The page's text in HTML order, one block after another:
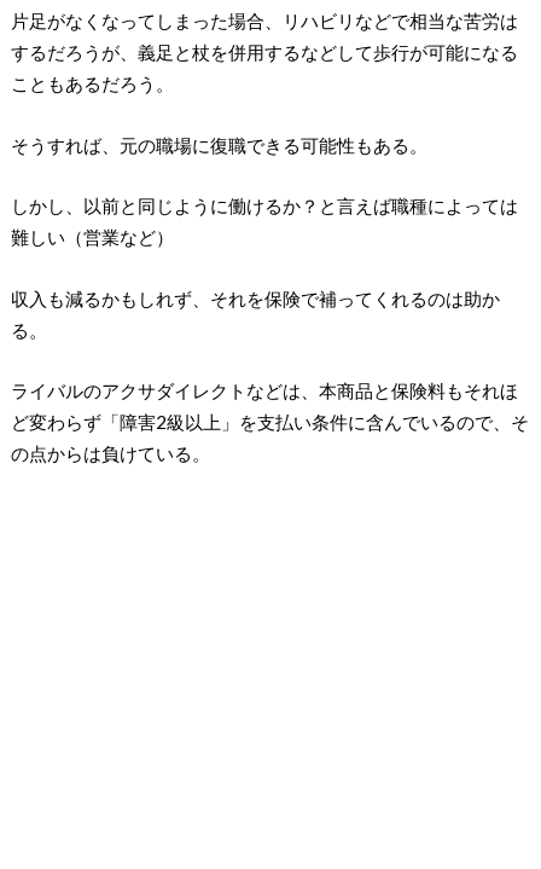
片足がなくなってしまった場合、リハビリなどで相当な苦労は
するだろうが、義足と杖を併用するなどして歩行が可能になる
こともあるだろう。
そうすれば、元の職場に復職できる可能性もある。
しかし、以前と同じように働けるか？と言えば職種によっては
難しい（営業など）
収入も減るかもしれず、それを保険で補ってくれるのは助か
る。
ライバルのアクサダイレクトなどは、本商品と保険料もそれほ
ど変わらず「障害2級以上」を支払い条件に含んでいるので、そ
の点からは負けている。